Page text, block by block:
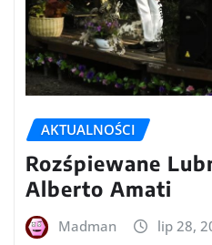
AKTUALNOŚCI
Rozśpiewane
Alberto Amati
Madman lip 28,